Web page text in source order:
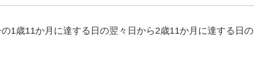
1歳11か月に達する日の翌々日から2歳11か月に達する日の